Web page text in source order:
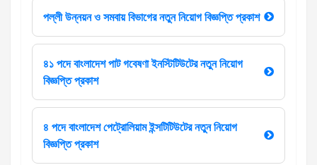
পল্লী উন্নয়ন ও সমবায় বিভাগের নতুন নিয়োগ বিজ্ঞপ্তি প্রকাশ
৪১ পদে বাংলাদেশ পাট গবেষণা ইনস্টিটিউটের নতুন নিয়োগ
বিজ্ঞপ্তি প্রকাশ
৪ পদে বাংলাদেশ পেট্রোলিয়াম ইন্সটিটিউটের নতুন নিয়োগ
বিজ্ঞপ্তি প্রকাশ